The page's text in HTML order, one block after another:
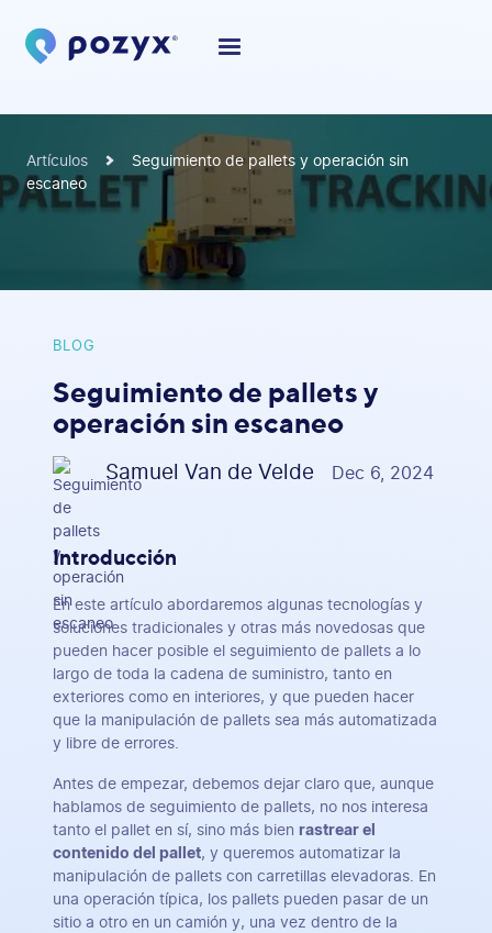
Artículos
Seguimiento de pallets y operación sin
escaneo
BLOG
Seguimiento de pallets y
operación sin escaneo
Samuel Van de Velde Dec 6, 2024
Introducción
En este artículo abordaremos algunas tecnologías y
soluciones tradicionales y otras más novedosas que
pueden hacer posible el seguimiento de pallets a lo
largo de toda la cadena de suministro, tanto en
exteriores como en interiores, y que pueden hacer
que la manipulación de pallets sea más automatizada
y libre de errores.
Antes de empezar, debemos dejar claro que, aunque
hablamos de seguimiento de pallets, no nos interesa
tanto el pallet en sí, sino más bien rastrear el
contenido del pallet, y queremos automatizar la
manipulación de pallets con carretillas elevadoras. En
una operación típica, los pallets pueden pasar de un
sitio a otro en un camión y, una vez dentro de la